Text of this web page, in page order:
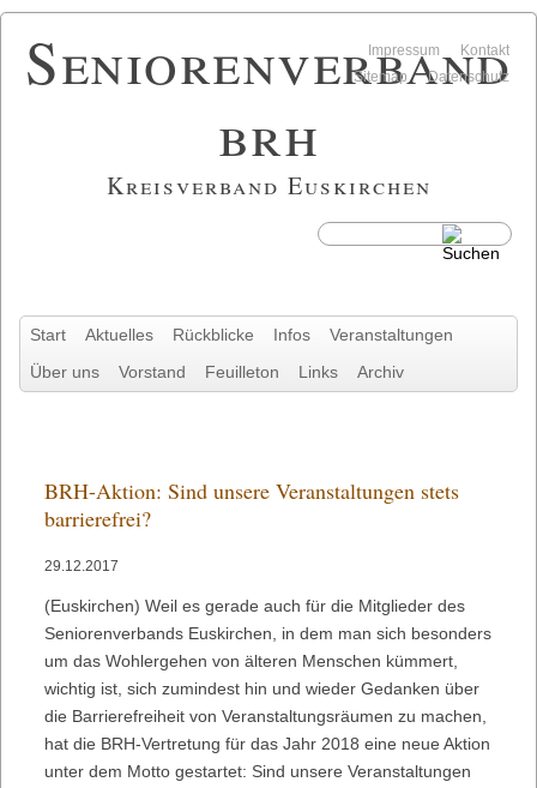
Seniorenverband
brh
Kreisverband Euskirchen
Navigation
überspringen
Start Aktuelles Rückblicke Infos
Veranstaltungen
Über uns
Vorstand Feuilleton Links Archiv
überspringen
Kontakt
Impressum
Datenschutz
Sitemap
BRH-Aktion: Sind unsere Veranstaltungen stets
barrierefrei?
29.12.2017
(Euskirchen) Weil es gerade auch für die Mitglieder des
Seniorenverbands Euskirchen, in dem man sich besonders
um das Wohlergehen von älteren Menschen kümmert,
wichtig ist, sich zumindest hin und wieder Gedanken über
die Barrierefreiheit von Veranstaltungsräumen zu machen,
hat die BRH-Vertretung für das Jahr 2018 eine neue Aktion
unter dem Motto gestartet: Sind unsere Veranstaltungen